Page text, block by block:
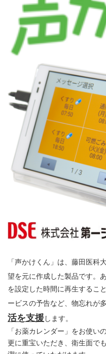
「声かけくん」は、藤田医科
望を元に作成した製品です。
を設定した時間に再生するこ
ービスの予告など、物忘れが
活を支援 します。
「お薬カレンダー」をお使い
更に重宝いただき、衛生面で